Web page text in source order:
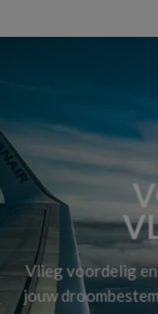
Vlieg voordelig
jouw